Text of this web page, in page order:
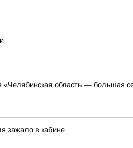
«Челябинская область — большая
зажало в кабине